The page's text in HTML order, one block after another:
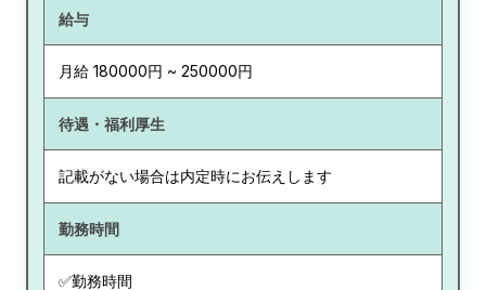
給与
月給 180000円 ~ 250000円
待遇・福利厚生
記載がない場合は内定時にお伝えします
勤務時間
✅勤務時間